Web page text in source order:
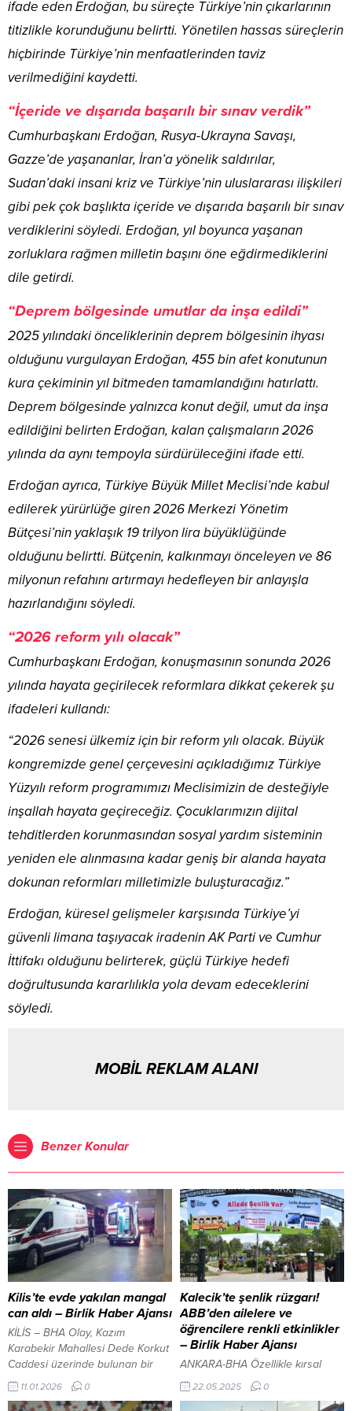
ifade eden Erdoğan, bu süreçte Türkiye’nin çıkarlarının
titizlikle korunduğunu belirtti. Yönetilen hassas süreçlerin
hiçbirinde Türkiye’nin menfaatlerinden taviz
verilmediğini kaydetti.
“İçeride ve dışarıda başarılı bir sınav verdik”
Cumhurbaşkanı Erdoğan, Rusya-Ukrayna Savaşı,
Gazze’de yaşananlar, İran’a yönelik saldırılar,
Sudan’daki insani kriz ve Türkiye’nin uluslararası ilişkileri
gibi pek çok başlıkta içeride ve dışarıda başarılı bir sınav
verdiklerini söyledi. Erdoğan, yıl boyunca yaşanan
zorluklara rağmen milletin başını öne eğdirmediklerini
dile getirdi.
“Deprem bölgesinde umutlar da inşa edildi”
2025 yılındaki önceliklerinin deprem bölgesinin ihyası
olduğunu vurgulayan Erdoğan, 455 bin afet konutunun
kura çekiminin yıl bitmeden tamamlandığını hatırlattı.
Deprem bölgesinde yalnızca konut değil, umut da inşa
edildiğini belirten Erdoğan, kalan çalışmaların 2026
yılında da aynı tempoyla sürdürüleceğini ifade etti.
Erdoğan ayrıca, Türkiye Büyük Millet Meclisi’nde kabul
edilerek yürürlüğe giren 2026 Merkezi Yönetim
Bütçesi’nin yaklaşık 19 trilyon lira büyüklüğünde
olduğunu belirtti. Bütçenin, kalkınmayı önceleyen ve 86
milyonun refahını artırmayı hedefleyen bir anlayışla
hazırlandığını söyledi.
“2026 reform yılı olacak”
Cumhurbaşkanı Erdoğan, konuşmasının sonunda 2026
yılında hayata geçirilecek reformlara dikkat çekerek şu
ifadeleri kullandı:
“2026 senesi ülkemiz için bir reform yılı olacak. Büyük
kongremizde genel çerçevesini açıkladığımız Türkiye
Yüzyılı reform programımızı Meclisimizin de desteğiyle
inşallah hayata geçireceğiz. Çocuklarımızın dijital
tehditlerden korunmasından sosyal yardım sisteminin
yeniden ele alınmasına kadar geniş bir alanda hayata
dokunan reformları milletimizle buluşturacağız.”
Erdoğan, küresel gelişmeler karşısında Türkiye’yi
güvenli limana taşıyacak iradenin AK Parti ve Cumhur
İttifakı olduğunu belirterek, güçlü Türkiye hedefi
doğrultusunda kararlılıkla yola devam edeceklerini
söyledi.
MOBİL REKLAM ALANI
Benzer Konular
Kilis’te evde yakılan mangal
can aldı – Birlik Haber Ajansı
KİLİS – BHA Olay, Kazım
Karabekir Mahallesi Dede Korkut
Caddesi üzerinde bulunan bir
evde yaşandı. Edinilen bilgilere
göre 23 yaşındaki Şahin Çiray,
11.01.2026 0
Kalecik’te şenlik rüzgarı!
ABB’den ailelere ve
öğrencilere renkli etkinlikler
– Birlik Haber Ajansı
ANKARA-BHA Özellikle kırsal
bölgelerde yaşayan
vatandaşların psikolojik destek
22.05.2025 0